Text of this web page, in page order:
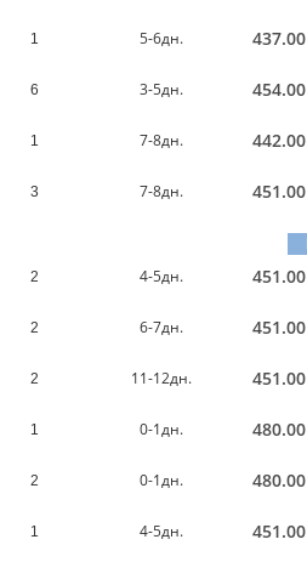
1 5-6дн. 437.00
6 3-5дн. 454.00
1 7-8дн. 442.00
3 7-8дн. 451.00
2
4-5дн. 451.00
2 6-7дн. 451.00
2 11-12дн. 451.00
1 0-1дн. 480.00
2 0-1дн. 480.00
1 4-5дн. 451.00